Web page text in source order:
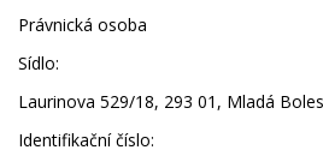
Právnická osoba
Sídlo:
Laurinova 529/18, 293 01, Mladá
Identifikační číslo: